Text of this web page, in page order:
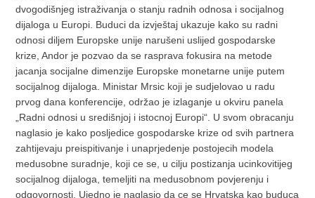
dvogodišnjeg istraživanja o stanju radnih odnosa i socijalnog
dijaloga u Europi. Buduci da izvještaj ukazuje kako su radni
odnosi diljem Europske unije narušeni uslijed gospodarske
krize, Andor je pozvao da se rasprava fokusira na metode
jacanja socijalne dimenzije Europske monetarne unije putem
socijalnog dijaloga. Ministar Mrsic koji je sudjelovao u radu
prvog dana konferencije, održao je izlaganje u okviru panela
„Radni odnosi u središnjoj i istocnoj Europi“. U svom obracanju
naglasio je kako posljedice gospodarske krize od svih partnera
zahtijevaju preispitivanje i unaprjedenje postojecih modela
medusobne suradnje, koji ce se, u cilju postizanja ucinkovitijeg
socijalnog dijaloga, temeljiti na medusobnom povjerenju i
odgovornosti. Ujedno je naglasio da ce se Hrvatska kao buduca